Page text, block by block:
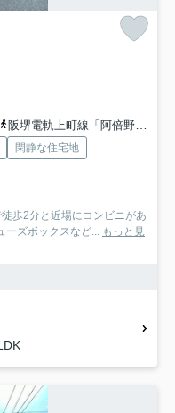
阪堺電軌上町線「阿倍野」駅 徒歩5分
閑静な住宅地
歩2分と近場にコンビニがあ
ーズボックスなど... もっと見